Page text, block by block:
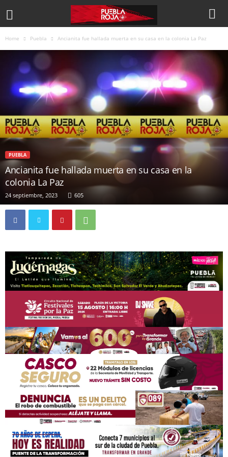
Home Puebla Ancianita fue hallada muerta en su casa en la colonia La Paz
PUEBLA
Ancianita fue hallada muerta en su casa en la
colonia La Paz
24 septiembre, 2023 605